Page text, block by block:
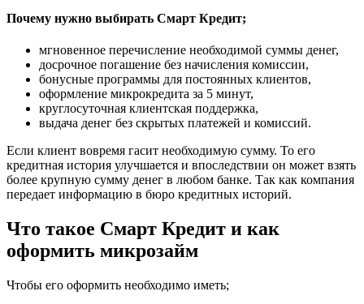
Почему нужно выбирать Смарт Кредит;
мгновенное перечисление необходимой суммы денег,
досрочное погашение без начисления комиссии,
бонусные программы для постоянных клиентов,
оформление микрокредита за 5 минут,
круглосуточная клиентская поддержка,
выдача денег без скрытых платежей и комиссий.
Если клиент вовремя гасит необходимую сумму. То его
кредитная история улучшается и впоследствии он может взять
более крупную сумму денег в любом банке. Так как компания
передает информацию в бюро кредитных историй.
Что такое Смарт Кредит и как
оформить микрозайм
Чтобы его оформить необходимо иметь;